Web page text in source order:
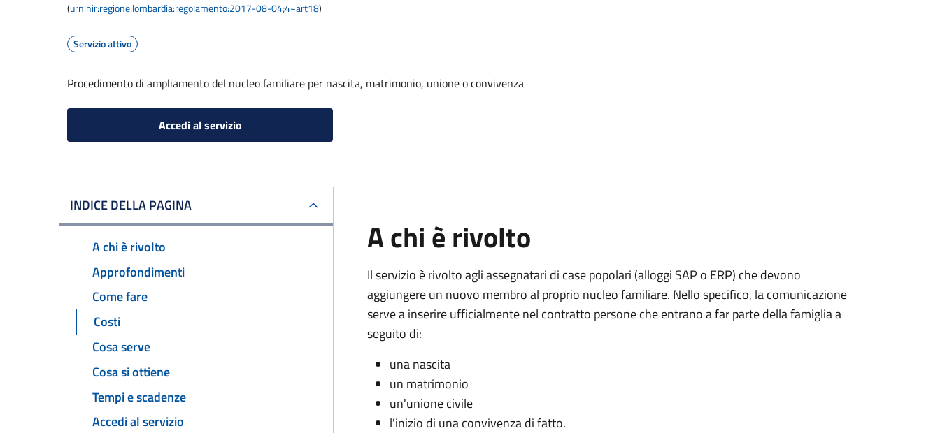
(urn:nir:regione.lombardia:regolamento:2017-08-04;4~art18)
Servizio attivo
Procedimento di ampliamento del nucleo familiare per nascita, matrimonio, unione o convivenza
Accedi al servizio
INDICE DELLA PAGINA
A chi è rivolto
Approfondimenti
Come fare
Costi
Cosa serve
Cosa si ottiene
Tempi e scadenze
Accedi al servizio
A chi è rivolto
Il servizio è rivolto agli assegnatari di case popolari (alloggi SAP o ERP) che devono
aggiungere un nuovo membro al proprio nucleo familiare. Nello specifico, la comunicazione
serve a inserire ufficialmente nel contratto persone che entrano a far parte della famiglia a
seguito di:
una nascita
un matrimonio
un'unione civile
l'inizio di una convivenza di fatto.